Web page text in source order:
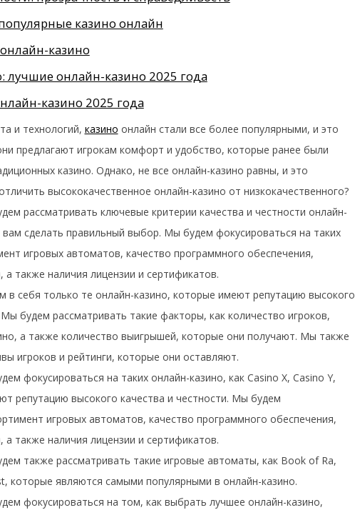
казино онлайн
казино
лучшие онлайн-казино 2025 года
казино 2025 года
и технологий, казино онлайн стали все более популярными, и это
предлагают игрокам комфорт и удобство, которые ранее были
казино. Однако, не все онлайн-казино равны, и это
высококачественное онлайн-казино от низкокачественного?
рассматривать ключевые критерии качества и честности онлайн-
сделать правильный выбор. Мы будем фокусироваться на таких
игровых автоматов, качество программного обеспечения,
а также наличия лицензии и сертификатов.
в себя только те онлайн-казино, которые имеют репутацию высокого
будем рассматривать такие факторы, как количество игроков,
а также количество выигрышей, которые они получают. Мы также
игроков и рейтинги, которые они оставляют.
фокусироваться на таких онлайн-казино, как Casino X, Casino Y,
репутацию высокого качества и честности. Мы будем
игровых автоматов, качество программного обеспечения,
а также наличия лицензии и сертификатов.
также рассматривать такие игровые автоматы, как Book of Ra,
которые являются самыми популярными в онлайн-казино.
фокусироваться на том, как выбрать лучшее онлайн-казино,